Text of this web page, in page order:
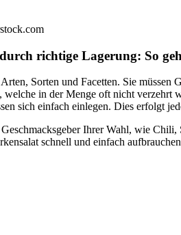
richtige Lagerung: So
Sorten und Facetten. Sie müssen
welche in der Menge oft nicht
sich einfach einlegen. Dies erfolgt
Ihrer Wahl, wie
schnell und einfach